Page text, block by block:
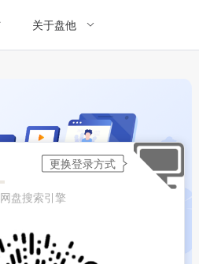
关于盘他
盘搜索引擎